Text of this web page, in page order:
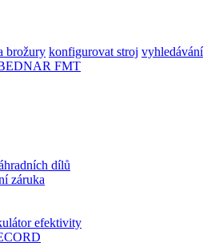
brožury konfigurovat stroj vyhledávání
FMT
dílů
záruka
efektivity